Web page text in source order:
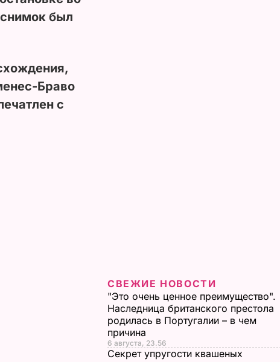
был
Браво
с
СВЕЖИЕ НОВОСТИ
"Это очень ценное преимущество".
Наследница британского престола
родилась в Португалии – в чем
причина
6 августа, 23.56
Секрет упругости квашеных